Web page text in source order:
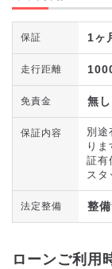
保証 1ヶ
走行距離
免責金 無し
保証内容
別途
り
証有
スタ
法定整備 整
ローンご利用